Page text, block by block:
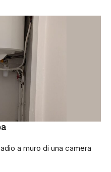
a muro di una camera